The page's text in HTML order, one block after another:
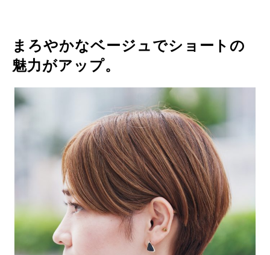
まろやかなベージュでショートの
魅力がアップ。